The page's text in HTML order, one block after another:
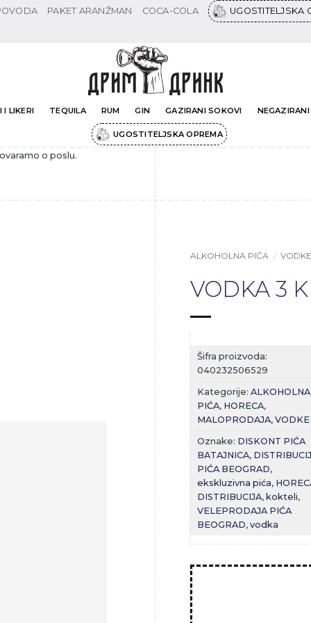
PAKET ARANŽMAN COCA-COLA UGOSTITELJSKA
I LIKERI TEQUILA RUM GIN GAZIRANI SOKOVI
UGOSTITELJSKA OPREMA
o poslu.
ALKOHOLNA PIĆA / VODKE
VODKA 3
Šifra proizvoda:
040232506529
Kategorije: ALKOHOLNA
PIĆA, HORECA,
MALOPRODAJA, VODKE
Oznake: DISKONT PIĆA
BATAJNICA,
PIĆA BEOGRAD,
ekskluzivna pića,
DISTRIBUCIJA, kokteli,
VELEPRODAJA PIĆA
BEOGRAD, vodka